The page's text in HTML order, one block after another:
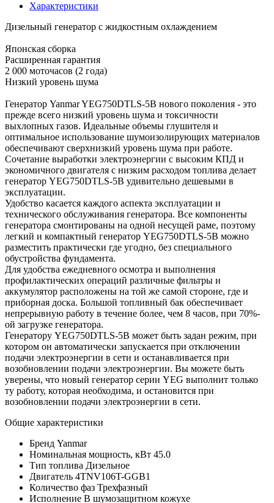
Характеристики
Дизельный генератор с жидкостным охлаждением
Японская сборка
Расширенная гарантия
2 000 моточасов (2 года)
Низкий уровень шума
Генератор Yanmar YEG750DTLS-5B нового поколения - это
прежде всего низкий уровень шума и токсичности
выхлопных газов. Идеальные объемы глушителя и
оптимальное использование шумоизолирующих материалов
обеспечивают сверхнизкий уровень шума при работе.
Сочетание выработки электроэнергии с высоким КПД и
экономичного двигателя с низким расходом топлива делает
генератор YEG750DTLS-5B удивительно дешевыми в
эксплуатации.
Удобство касается каждого аспекта эксплуатации и
технического обслуживания генератора. Все компоненты
генератора смонтированы на одной несущей раме, поэтому
легкий и компактный генератор YEG750DTLS-5B можно
разместить практически где угодно, без специального
обустройства фундамента.
Для удобства ежедневного осмотра и выполнения
профилактических операций различные фильтры и
аккумулятор расположены на той же самой стороне, где и
приборная доска. Большой топливный бак обеспечивает
непрерывную работу в течение более, чем 8 часов, при 70%-
ой загрузке генератора.
Генератору YEG750DTLS-5B может быть задан режим, при
котором он автоматически запускается при отключении
подачи электроэнергии в сети и останавливается при
возобновлении подачи электроэнергии. Вы можете быть
уверены, что новый генератор серии YEG выполнит только
ту работу, которая необходима, и остановится при
возобновлении подачи электроэнергии в сети.
Общие характеристики
Бренд Yanmar
Номинальная мощность, кВт 45.0
Тип топлива Дизельное
Двигатель 4TNV106T-GGB1
Количество фаз Трехфазный
Исполнение В шумозащитном кожухе